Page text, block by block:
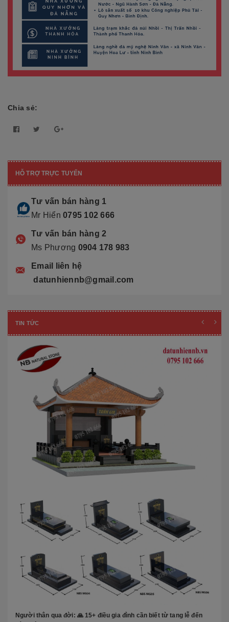
Chia sẻ:
HỖ TRỢ TRỰC TUYẾN
Tư vấn bán hàng 1
Mr Hiển 0795 102 666
Tư vấn bán hàng 2
Ms Phương 0904 178 983
Email liên hệ
datunhiennb@gmail.com
TIN TỨC
Người thân qua đời: 🙏 15+ điều gia đình cần biết từ tang lễ đến